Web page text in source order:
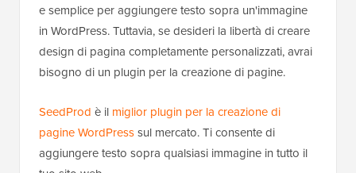
e semplice per aggiungere testo sopra un'immagine
in WordPress. Tuttavia, se desideri la libertà di creare
design di pagina completamente personalizzati, avrai
bisogno di un plugin per la creazione di pagine.
SeedProd è il miglior plugin per la creazione di
pagine WordPresssul mercato. Ti consente di
aggiungere testo sopra qualsiasi immagine in tutto il